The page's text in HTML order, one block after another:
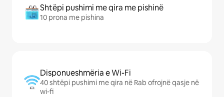
Shtëpi pushimi me qira me pishinë
10 prona me pishina
Disponueshmëria e Wi-Fi
40 shtëpi pushimi me qira në Rab ofrojnë qasje në
wi-fi